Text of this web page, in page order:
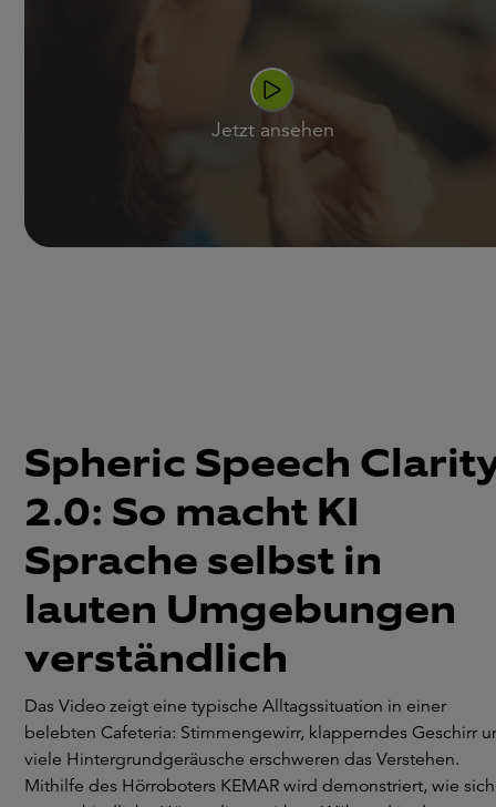
Jetzt ansehen
Spheric Speech
2.0: So macht KI
Sprache selbst in
lauten Umgebungen
verständlich
Das Video zeigt eine typische Alltagssituation in einer
belebten Cafeteria: Stimmengewirr, klapperndes Geschirr
viele Hintergrundgeräusche erschweren das Verstehen.
Mithilfe des Hörroboters KEMAR wird demonstriert, wie sich